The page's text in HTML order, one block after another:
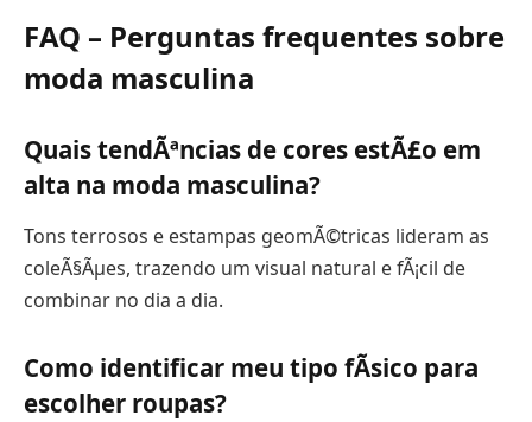
FAQ – Perguntas frequentes sobre
moda masculina
Quais tendÃªncias de cores estÃ£o em
alta na moda masculina?
Tons terrosos e estampas geomÃ©tricas lideram as
coleÃ§Ãµes, trazendo um visual natural e fÃ¡cil de
combinar no dia a dia.
Como identificar meu tipo fÃ­sico para
escolher roupas?